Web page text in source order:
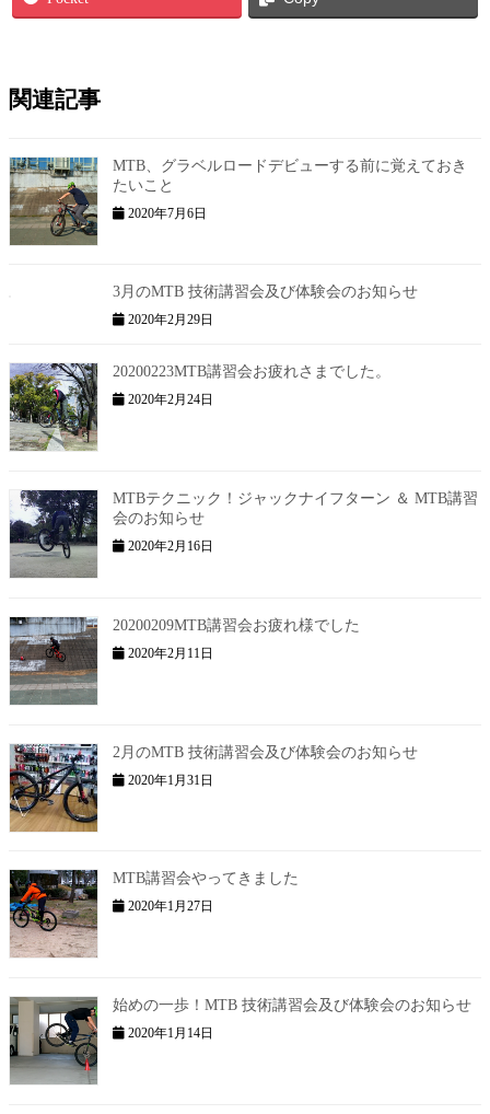
関連記事
MTB、グラベルロードデビューする前に覚えておき
たいこと
2020年7月6日
3月のMTB 技術講習会及び体験会のお知らせ
2020年2月29日
20200223MTB講習会お疲れさまでした。
2020年2月24日
MTBテクニック！ジャックナイフターン ＆ MTB講習
会のお知らせ
2020年2月16日
20200209MTB講習会お疲れ様でした
2020年2月11日
2月のMTB 技術講習会及び体験会のお知らせ
2020年1月31日
MTB講習会やってきました
2020年1月27日
始めの一歩！MTB 技術講習会及び体験会のお知らせ
2020年1月14日